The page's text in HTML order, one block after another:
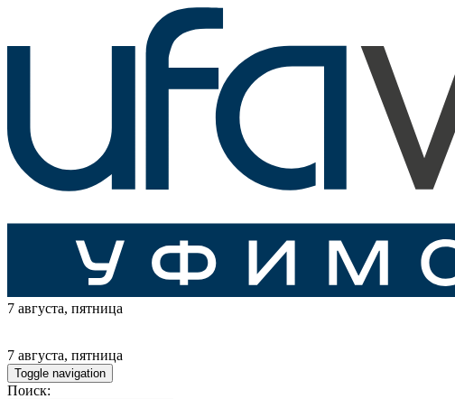
7 августа, пятница
7 августа, пятница
Toggle navigation
Поиск: